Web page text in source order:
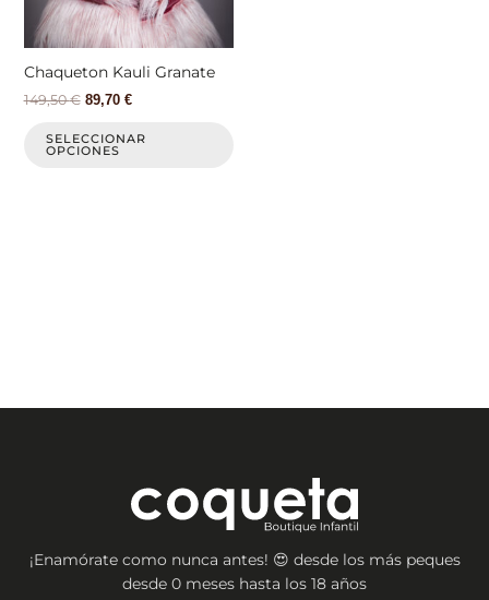
Chaqueton Kauli Granate
149,50€ 89,70 €
SELECCIONAR
OPCIONES
¡Enamórate como nunca antes! 😍 desde los más peques
desde 0 meses hasta los 18 años